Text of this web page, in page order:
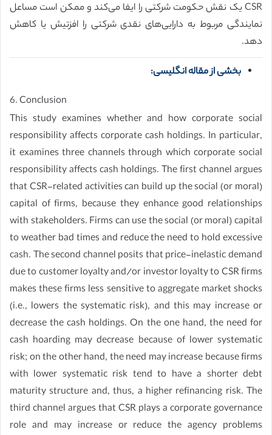
CSR یک نقش حکومت شرکتی را ایفا می‌کند و ممکن است مساعل
نمایندگی مربوط به دارایی‌های نقدی شرکتی را افزتیش یا کاهش
دهد.
بخشی از مقاله انگلیسی:
6. Conclusion
This study examines whether and how corporate social
responsibility affects corporate cash holdings. In particular,
it examines three channels through which corporate social
responsibility affects cash holdings. The first channel argues
that CSR-related activities can build up the social (or moral)
capital of firms, because they enhance good relationships
with stakeholders. Firms can use the social (or moral) capital
to weather bad times and reduce the need to hold excessive
cash. The second channel posits that price-inelastic demand
due to customer loyalty and/or investor loyalty to CSR firms
makes these firms less sensitive to aggregate market shocks
(i.e., lowers the systematic risk), and this may increase or
decrease the cash holdings. On the one hand, the need for
cash hoarding may decrease because of lower systematic
risk; on the other hand, the need may increase because firms
with lower systematic risk tend to have a shorter debt
maturity structure and, thus, a higher refinancing risk. The
third channel argues that CSR plays a corporate governance
role and may increase or reduce the agency problems